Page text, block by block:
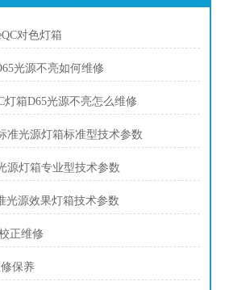
对色灯箱
光源不亮如何维修
灯箱D65光源不亮怎么维修
准光源灯箱标准型技术参数
源灯箱专业型技术参数
光源效果灯箱技术参数
正维修
保养